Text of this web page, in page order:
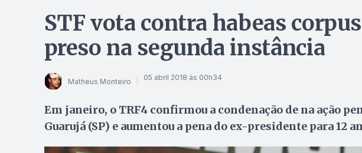
STF vota contra habeas
preso na segunda instância
Matheus Monteiro 05 abril 2018 às 00h34
Em janeiro, o TRF4 confirmou a condenação de na ação
Guarujá (SP) e aumentou a pena do ex-presidente para 12